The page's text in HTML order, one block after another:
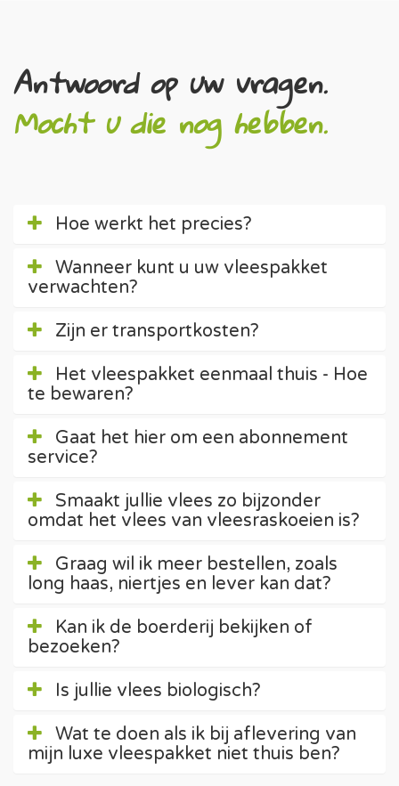
Antwoord op uw vragen.
Mocht u die nog hebben.
Hoe werkt het precies?
Wanneer kunt u uw vleespakket
verwachten?
Zijn er transportkosten?
Het vleespakket eenmaal thuis - Hoe
te bewaren?
Gaat het hier om een abonnement
service?
Smaakt jullie vlees zo bijzonder
omdat het vlees van vleesraskoeien is?
Graag wil ik meer bestellen, zoals
long haas, niertjes en lever kan dat?
Kan ik de boerderij bekijken of
bezoeken?
Is jullie vlees biologisch?
Wat te doen als ik bij aflevering van
mijn luxe vleespakket niet thuis ben?